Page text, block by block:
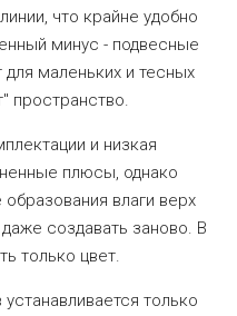
что крайне удобно
минус - подвесные
для маленьких и тесных
пространство.
и низкая
плюсы, однако
влаги верх
создавать заново. В
только цвет.
только